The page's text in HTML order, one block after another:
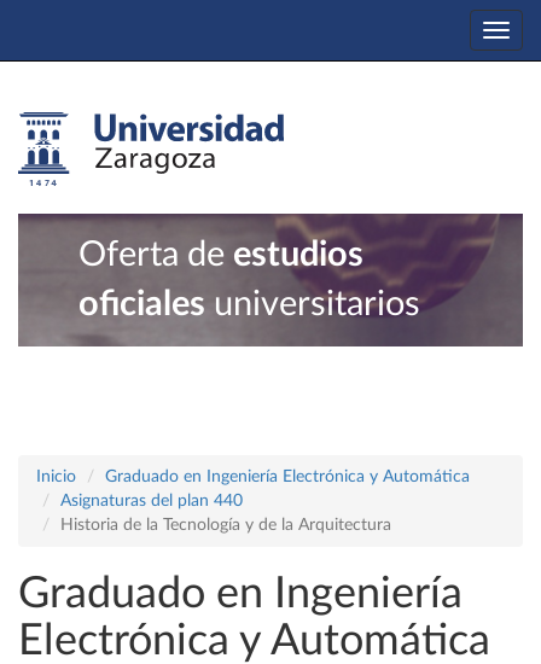
Oferta de estudios
oficiales universitarios
Inicio
Graduado en Ingeniería Electrónica y Automática
Asignaturas del plan 440
Historia de la Tecnología y de la Arquitectura
Graduado en Ingeniería
Electrónica y Automática